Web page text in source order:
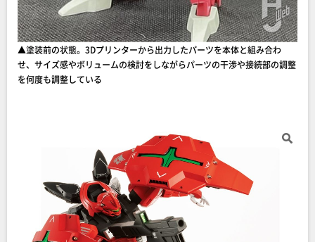
▲塗装前の状態。3Dプリンターから出力したパーツを本体と組み合わ
せ、サイズ感やボリュームの検討をしながらパーツの干渉や接続部の調整
を何度も調整している